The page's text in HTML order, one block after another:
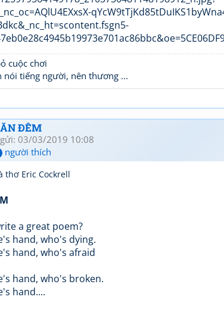
cuộc chơi
nói tiếng người, nên thương ...
ĐÊM
03/03/2019 10:08
người thích
thơ Eric Cockrell
a great poem?
hand, who's dying.
hand, who's afraid
hand, who's broken.
hand....